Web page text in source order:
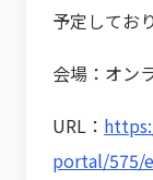
予定してお
会場：オン
URL：
portal/575/